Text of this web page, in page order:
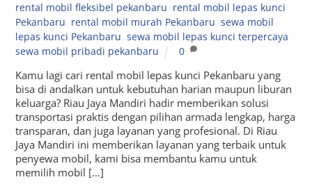
rental mobil fleksibel pekanbaru rental mobil lepas kunci
Pekanbaru rental mobil murah Pekanbaru ,sewa mobil
lepas kunci Pekanbaru ,sewa mobil lepas kunci terpercaya
sewa mobil pribadi pekanbaru
0
Kamu lagi cari rental mobil lepas kunci Pekanbaru yang
bisa di andalkan untuk kebutuhan harian maupun liburan
keluarga? Riau Jaya Mandiri hadir memberikan solusi
transportasi praktis dengan pilihan armada lengkap, harga
transparan, dan juga layanan yang profesional. Di Riau
Jaya Mandiri ini memberikan layanan yang terbaik untuk
penyewa mobil, kami bisa membantu kamu untuk
memilih mobil […]